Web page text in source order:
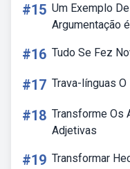
#15 Um Exemplo
Argumentação é
#16 Tudo Se Fez
#17 Trava-línguas O
#18 Transforme Os
Adjetivas
#19 Transformar